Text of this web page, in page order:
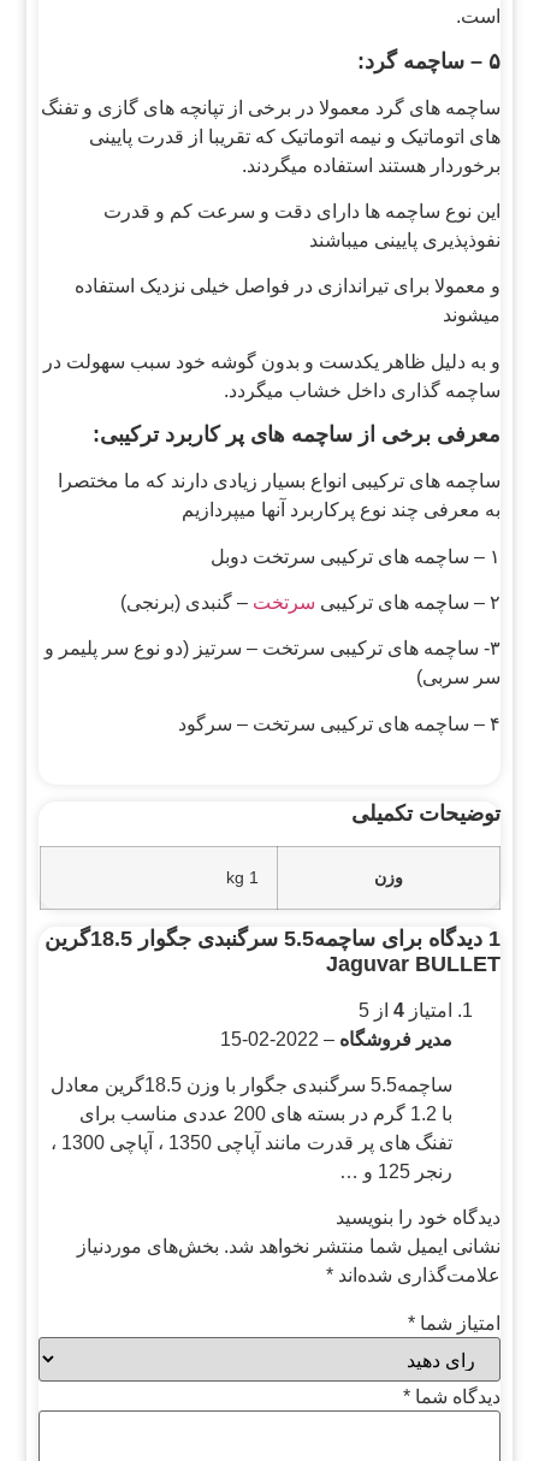
است.
۵ – ساچمه گرد:
ساچمه های گرد معمولا در برخی از تپانچه های گازی و تفنگ
های اتوماتیک و نیمه اتوماتیک که تقریبا از قدرت پایینی
برخوردار هستند استفاده میگردند.
این نوع ساچمه ها دارای دقت و سرعت کم و قدرت
نفوذپذیری پایینی میباشند
و معمولا برای تیراندازی در فواصل خیلی نزدیک استفاده
میشوند
و به دلیل ظاهر یکدست و بدون گوشه خود سبب سهولت در
ساچمه گذاری داخل خشاب میگردد.
معرفی برخی از ساچمه های پر کاربرد ترکیبی:
ساچمه های ترکیبی انواع بسیار زیادی دارند که ما مختصرا
به معرفی چند نوع پرکاربرد آنها میپردازیم
۱ – ساچمه های ترکیبی سرتخت دوبل
۲ – ساچمه های ترکیبی سرتخت– گنبدی (برنجی)
۳- ساچمه های ترکیبی سرتخت – سرتیز (دو نوع سر پلیمر و
سر سربی)
۴ – ساچمه های ترکیبی سرتخت – سرگود
توضیحات تکمیلی
وزن 1 kg
1 دیدگاه برای
ساچمه5.5 سرگنبدی جگوار 18.5گرین
Jaguvar BULLET
امتیاز4 از 5
مدیر فروشگاه–
2022-02-15
ساچمه5.5 سرگنبدی جگوار با وزن 18.5گرین معادل
با 1.2 گرم در بسته های 200 عددی مناسب برای
تفنگ های پر قدرت مانند آپاچی 1350 ، آپاچی 1300 ،
رنجر 125 و …
دیدگاه خود را بنویسید
نشانی ایمیل شما منتشر نخواهد شد. بخش‌های موردنیاز
علامت‌گذاری شده‌اند*
امتیاز شما*
دیدگاه شما*